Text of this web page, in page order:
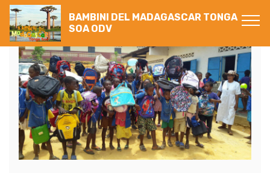
BAMBINI DEL MADAGASCAR TONGA
SOA ODV